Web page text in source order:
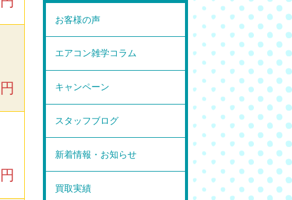
円
円
お客様の声
エアコン雑学コラム
キャンペーン
スタッフブログ
新着情報・お知らせ
買取実績